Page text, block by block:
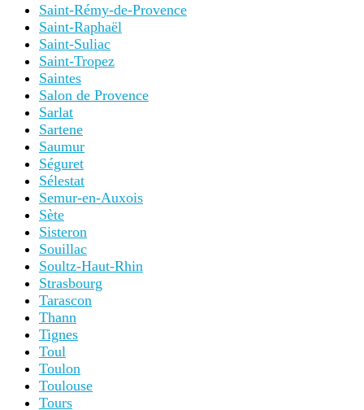
Saint-Rémy-de-Provence
Saint-Raphaël
Saint-Suliac
Saint-Tropez
Saintes
Salon de Provence
Sarlat
Sartene
Saumur
Séguret
Sélestat
Semur-en-Auxois
Sète
Sisteron
Souillac
Soultz-Haut-Rhin
Strasbourg
Tarascon
Thann
Tignes
Toul
Toulon
Toulouse
Tours